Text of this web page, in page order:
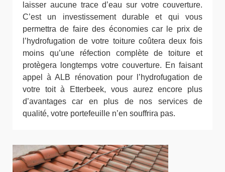
laisser aucune trace d’eau sur votre couverture.
C’est un investissement durable et qui vous
permettra de faire des économies car le prix de
l’hydrofugation de votre toiture coûtera deux fois
moins qu’une réfection complète de toiture et
protègera longtemps votre couverture. En faisant
appel à ALB rénovation pour l’hydrofugation de
votre toit à Etterbeek, vous aurez encore plus
d’avantages car en plus de nos services de
qualité, votre portefeuille n’en souffrira pas.